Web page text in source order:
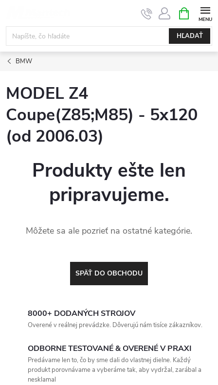
obsah
HĽADAŤ
KOŠÍK
BMW
MODEL Z4
Coupe(Z85;M85) - 5x120
(od 2006.03)
Produkty ešte len
pripravujeme.
Môžete sa ale pozrieť na ostatné kategórie.
SPÄŤ DO OBCHODU
8000+ DODANÝCH STROJOV
Overené v reálnej prevádzke. Dôverujú nám tisíce zákazníkov.
ODBORNE TESTOVANÉ & OVERENÉ V PRAXI
Predávame len to, čo by sme dali do vlastnej dielne. Každý
produkt porovnávame a vyberáme tak, aby vydržal, zarábal a
nesklamal